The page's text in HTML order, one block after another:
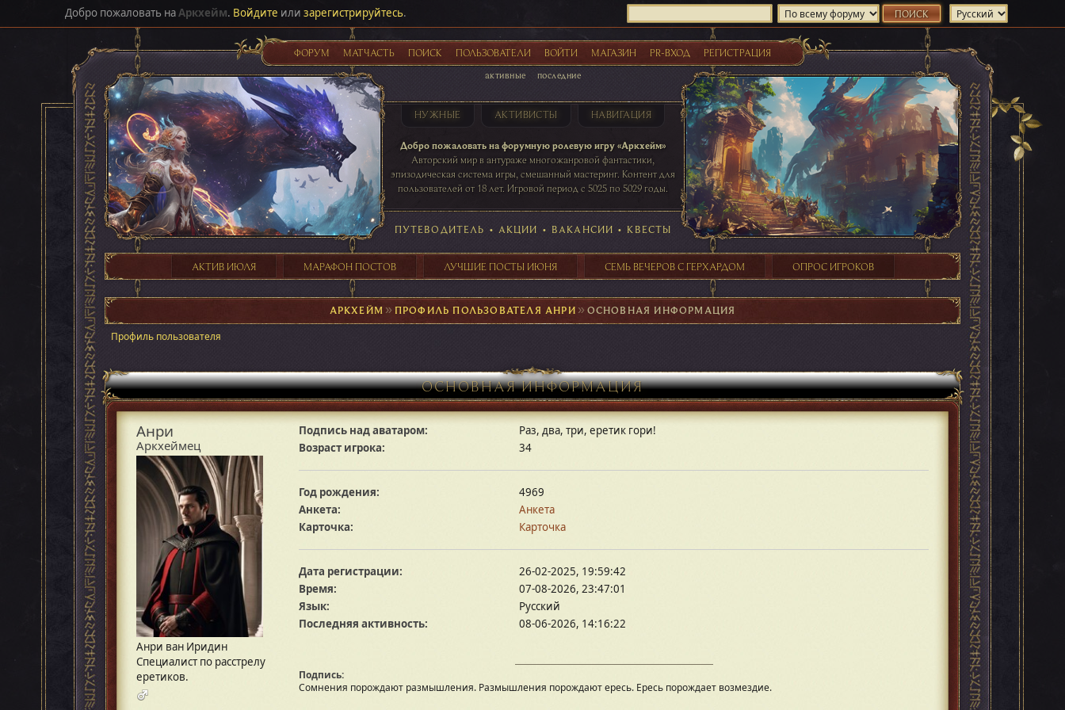
Добро пожаловать наАркхейм. Войдите или зарегистрируйтесь.
ФОРУМ МАТЧАСТЬ ПОИСК ПОЛЬЗОВАТЕЛИ ВОЙТИ МАГАЗИН PR-ВХОД РЕГИСТРАЦИЯ
активные последние
НУЖНЫЕ АКТИВИСТЫ НАВИГАЦИЯ
Добро пожаловать на форумную ролевую игру «Аркхейм»
Авторский мир в антураже многожанровой фантастики,
эпизодическая система игры, смешанный мастеринг. Контент для
пользователей от 18 лет. Игровой период с 5025 по 5029 годы.
таблице игровой активности
41 ПОСТОВ 31 ПОСТОВ 29 ПОСТОВ 24 ПОСТОВ
ПУТЕВОДИТЕЛЬ • АКЦИИ • ВАКАНСИИ • КВЕСТЫ
АКТИВ ИЮЛЯ МАРАФОН ПОСТОВ ЛУЧШИЕ ПОСТЫ ИЮНЯ СЕМЬ ВЕЧЕРОВ С ГЕРХАРДОМ ОПРОС ИГРОКОВ
АРКХЕЙМ ►ПРОФИЛЬ ПОЛЬЗОВАТЕЛЯ АНРИ ►ОСНОВНАЯ ИНФОРМАЦИЯ
Профиль пользователя
ОСНОВНАЯ ИНФОРМАЦИЯ
Анри
Аркхеймец
Анри ван Иридин
Специалист по расстрелу
еретиков.
Подпись над аватаром:
Раз, два, три, еретик гори!
Возраст игрока:
34
Год рождения:
4969
Анкета:
Анкета
Карточка:
Карточка
Дата регистрации:
26-02-2025, 19:59:42
Время:
07-08-2026, 23:47:01
Язык:
Русский
Последняя активность:
08-06-2026, 14:16:22
Подпись:
Сомнения порождают размышления. Размышления порождают ересь. Ересь порождает возмездие.